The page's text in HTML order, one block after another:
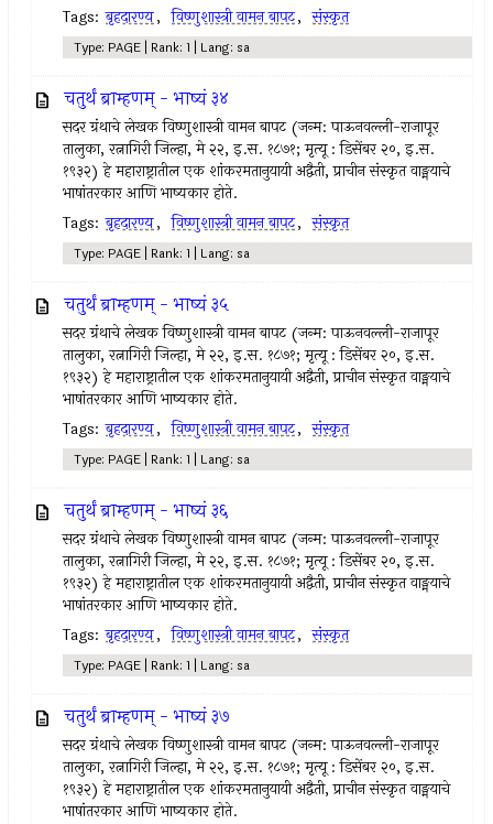
Tags: बृहदारण्य, विष्णुशास्त्री वामन बापट, संस्कृत
Type: PAGE | Rank: 1 | Lang: sa
चतुर्थं ब्राम्हणम् - भाष्यं ३४
सदर ग्रंथाचे लेखक विष्णुशास्त्री वामन बापट (जन्म: पाऊनवल्ली-राजापूर
तालुका, रत्नागिरी जिल्हा, मे २२, इ.स. १८७१; मृत्यू : डिसेंबर २०, इ.स.
१९३२) हे महाराष्ट्रातील एक शांकरमतानुयायी अद्वैती, प्राचीन संस्कृत वाङ्मयाचे
भाषांतरकार आणि भाष्यकार होते.
Tags: बृहदारण्य, विष्णुशास्त्री वामन बापट, संस्कृत
Type: PAGE | Rank: 1 | Lang: sa
चतुर्थं ब्राम्हणम् - भाष्यं ३५
सदर ग्रंथाचे लेखक विष्णुशास्त्री वामन बापट (जन्म: पाऊनवल्ली-राजापूर
तालुका, रत्नागिरी जिल्हा, मे २२, इ.स. १८७१; मृत्यू : डिसेंबर २०, इ.स.
१९३२) हे महाराष्ट्रातील एक शांकरमतानुयायी अद्वैती, प्राचीन संस्कृत वाङ्मयाचे
भाषांतरकार आणि भाष्यकार होते.
Tags: बृहदारण्य, विष्णुशास्त्री वामन बापट, संस्कृत
Type: PAGE | Rank: 1 | Lang: sa
चतुर्थं ब्राम्हणम् - भाष्यं ३६
सदर ग्रंथाचे लेखक विष्णुशास्त्री वामन बापट (जन्म: पाऊनवल्ली-राजापूर
तालुका, रत्नागिरी जिल्हा, मे २२, इ.स. १८७१; मृत्यू : डिसेंबर २०, इ.स.
१९३२) हे महाराष्ट्रातील एक शांकरमतानुयायी अद्वैती, प्राचीन संस्कृत वाङ्मयाचे
भाषांतरकार आणि भाष्यकार होते.
Tags: बृहदारण्य, विष्णुशास्त्री वामन बापट, संस्कृत
Type: PAGE | Rank: 1 | Lang: sa
चतुर्थं ब्राम्हणम् - भाष्यं ३७
सदर ग्रंथाचे लेखक विष्णुशास्त्री वामन बापट (जन्म: पाऊनवल्ली-राजापूर
तालुका, रत्नागिरी जिल्हा, मे २२, इ.स. १८७१; मृत्यू : डिसेंबर २०, इ.स.
१९३२) हे महाराष्ट्रातील एक शांकरमतानुयायी अद्वैती, प्राचीन संस्कृत वाङ्मयाचे
भाषांतरकार आणि भाष्यकार होते.